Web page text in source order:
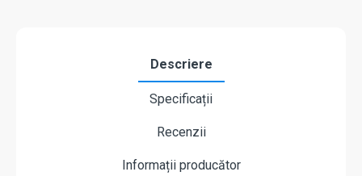
Descriere
Specificații
Recenzii
Informații producător